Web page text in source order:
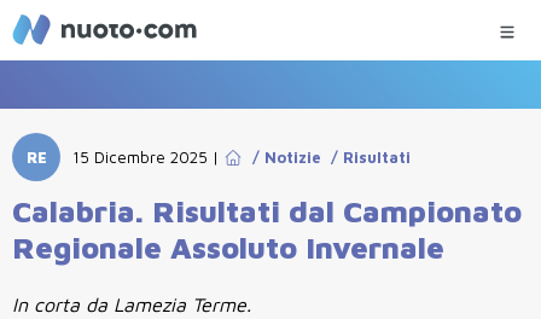
RE 15 Dicembre 2025 | / Notizie / Risultati
Calabria. Risultati dal Campionato
Regionale Assoluto Invernale
In corta da Lamezia Terme.